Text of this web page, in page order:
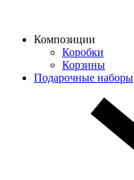
Композиции
Коробки
Корзины
Подарочные наборы